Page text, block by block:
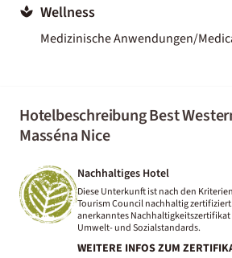
Wellness
Medizinische Anwendungen/
Hotelbeschreibung Best
Masséna Nice
Nachhaltiges Hotel
Diese Unterkunft ist nach den
Tourism Council nachhaltig
anerkanntes
Umwelt- und Sozialstandards.
WEITERE INFOS ZUM